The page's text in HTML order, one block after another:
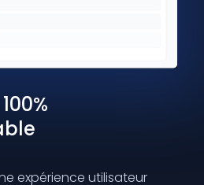
expérience utilisateur